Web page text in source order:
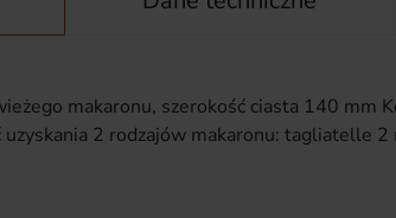
makaronu, szerokość ciasta 140 mm
2 rodzajów makaronu: tagliatelle